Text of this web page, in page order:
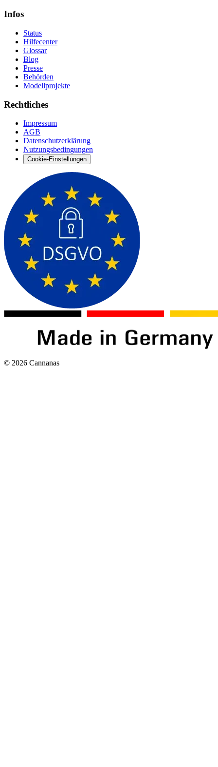
Infos
Status
Hilfecenter
Glossar
Blog
Presse
Behörden
Modellprojekte
Rechtliches
Impressum
AGB
Datenschutzerklärung
Nutzungsbedingungen
Cookie-Einstellungen
© 2026 Cannanas